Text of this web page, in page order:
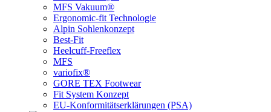
MFS Vakuum®
Ergonomic-fit Technologie
Alpin Sohlenkonzept
Best-Fit
Heelcuff-Freeflex
MFS
variofix®
GORE TEX Footwear
Fit System Konzept
EU-Konformitätserklärungen (PSA)